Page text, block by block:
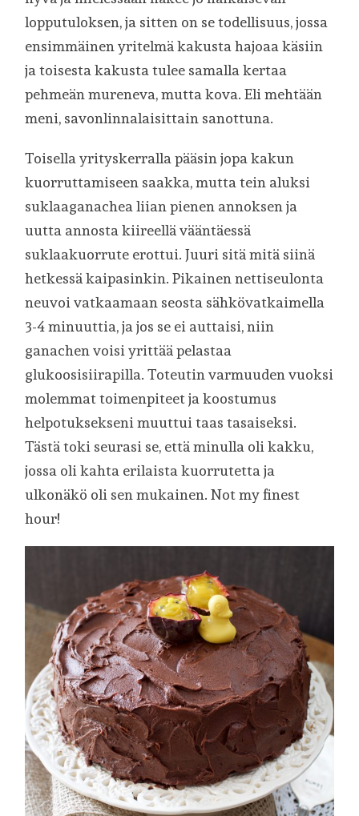
lopputuloksen, ja sitten on se todellisuus, jossa
ensimmäinen yritelmä kakusta hajoaa käsiin
ja toisesta kakusta tulee samalla kertaa
pehmeän mureneva, mutta kova. Eli mehtään
meni, savonlinnalaisittain sanottuna.
Toisella yrityskerralla pääsin jopa kakun
kuorruttamiseen saakka, mutta tein aluksi
suklaaganachea liian pienen annoksen ja
uutta annosta kiireellä vääntäessä
suklaakuorrute erottui. Juuri sitä mitä siinä
hetkessä kaipasinkin. Pikainen nettiseulonta
neuvoi vatkaamaan seosta sähkövatkaimella
3-4 minuuttia, ja jos se ei auttaisi, niin
ganachen voisi yrittää pelastaa
glukoosisiirapilla. Toteutin varmuuden vuoksi
molemmat toimenpiteet ja koostumus
helpotuksekseni muuttui taas tasaiseksi.
Tästä toki seurasi se, että minulla oli kakku,
jossa oli kahta erilaista kuorrutetta ja
ulkonäkö oli sen mukainen. Not my finest
hour!